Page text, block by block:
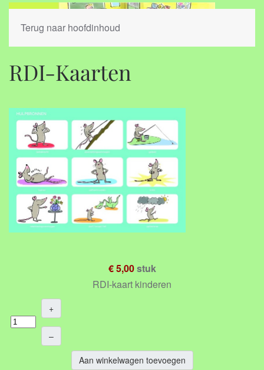
Terug naar hoofdinhoud
RDI-Kaarten
€ 5,00stuk
RDI-kaart kinderen
+
–
Aan winkelwagen toevoegen